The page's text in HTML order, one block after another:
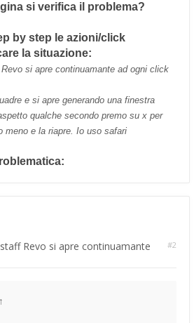
si verifica il problema?
by step le azioni/click
la situazione:
si apre continuamante ad ogni click
e si apre generando una finestra
qualche secondo premo su x per
meno e la riapre. Io uso safari
Revo si apre continuamante #2
↑